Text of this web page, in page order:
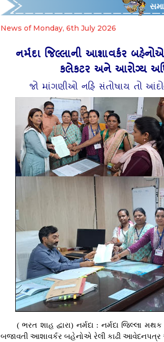
News of Monday, 6th July 2026
નર્મદા જિલ્લાની આશાવર્કર
કલેકટર અને આરોગ્ય
જો માંગણીઓ નહિ સંતોષાય તો
( ભરત શાહ દ્વારા) નર્મદા : નર્મદા જિલ્લા
બજાવતી આશાવર્કર બહેનોએ રેલી કાઢી